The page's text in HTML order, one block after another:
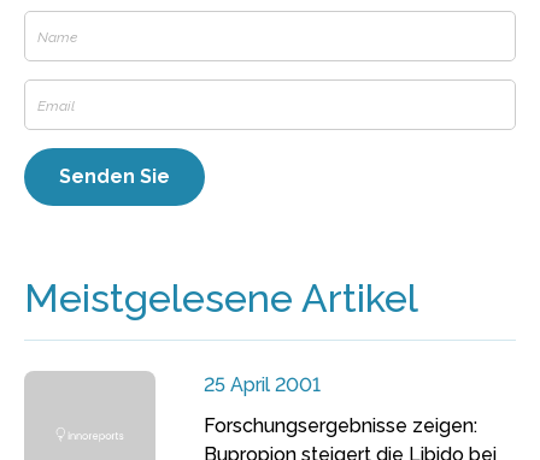
Meistgelesene Artikel
25 April 2001
Forschungsergebnisse zeigen:
Bupropion steigert die Libido bei